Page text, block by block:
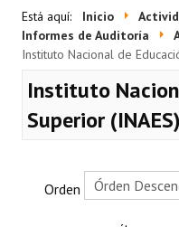
LA CGR
Autoridades
Misión y Visión
Marco Normativo
Organigrama
Está aquí: Inicio
Informes de Auditoría
Instituto Nacional de
Instituto
Superior (INAES)
Orden